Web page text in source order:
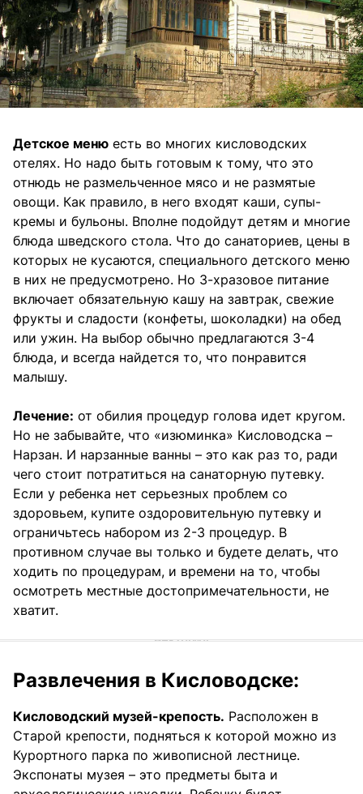
Детское меню есть во многих кисловодских
отелях. Но надо быть готовым к тому, что это
отнюдь не размельченное мясо и не размятые
овощи. Как правило, в него входят каши, супы-
кремы и бульоны. Вполне подойдут детям и многие
блюда шведского стола. Что до санаториев, цены в
которых не кусаются, специального детского меню
в них не предусмотрено. Но 3-хразовое питание
включает обязательную кашу на завтрак, свежие
фрукты и сладости (конфеты, шоколадки) на обед
или ужин. На выбор обычно предлагаются 3-4
блюда, и всегда найдется то, что понравится
малышу.
Лечение: от обилия процедур голова идет кругом.
Но не забывайте, что «изюминка» Кисловодска –
Нарзан. И нарзанные ванны – это как раз то, ради
чего стоит потратиться на санаторную путевку.
Если у ребенка нет серьезных проблем со
здоровьем, купите оздоровительную путевку и
ограничьтесь набором из 2-3 процедур. В
противном случае вы только и будете делать, что
ходить по процедурам, и времени на то, чтобы
осмотреть местные достопримечательности, не
хватит.
Развлечения в Кисловодске:
Кисловодский музей-крепость. Расположен в
Старой крепости, подняться к которой можно из
Курортного парка по живописной лестнице.
Экспонаты музея – это предметы быта и